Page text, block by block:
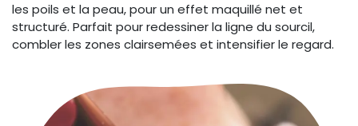
les poils et la peau, pour un effet maquillé net et
structuré. Parfait pour redessiner la ligne du sourcil,
combler les zones clairsemées et intensifier le regard.